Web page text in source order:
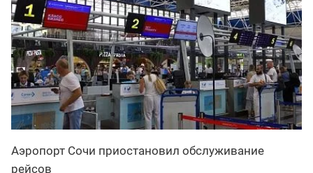
Аэропорт Сочи приостановил обслуживание
рейсов